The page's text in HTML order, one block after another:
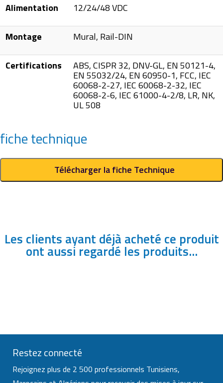
Alimentation 12/24/48 VDC
Montage Mural, Rail-DIN
Certifications ABS, CISPR 32, DNV-GL, EN 50121-4,
EN 55032/24, EN 60950-1, FCC, IEC
60068-2-27, IEC 60068-2-32, IEC
60068-2-6, IEC 61000-4-2/8, LR, NK,
UL 508
fiche technique
Télécharger la fiche Technique
Les clients ayant déjà acheté ce produit
ont aussi regardé les produits...
Restez connecté
Rejoignez plus de 2 500 professionnels Tunisiens,